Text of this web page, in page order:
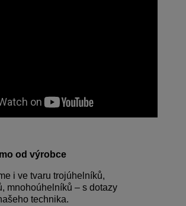
od výrobce
i ve tvaru trojúhelníků,
mnohoúhelníků – s dotazy
technika.